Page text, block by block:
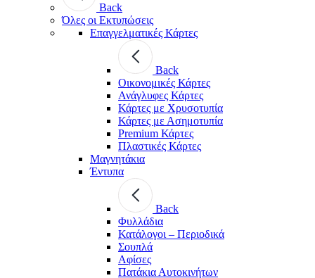
Back
Όλες οι Εκτυπώσεις
Επαγγελματικές Κάρτες
Back
Οικονομικές Κάρτες
Ανάγλυφες Κάρτες
Κάρτες με Χρυσοτυπία
Κάρτες με Ασημοτυπία
Premium Κάρτες
Πλαστικές Κάρτες
Μαγνητάκια
Έντυπα
Back
Φυλλάδια
Κατάλογοι – Περιοδικά
Σουπλά
Αφίσες
Πατάκια Αυτοκινήτων